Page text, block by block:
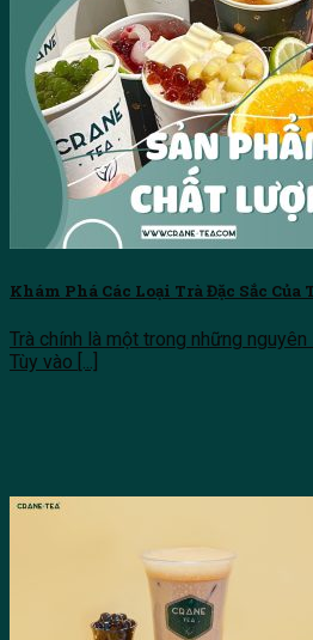
Khám Phá Các Loại Trà Đặc Sắc Của
Trà chính là một trong những
Tùy vào [...]